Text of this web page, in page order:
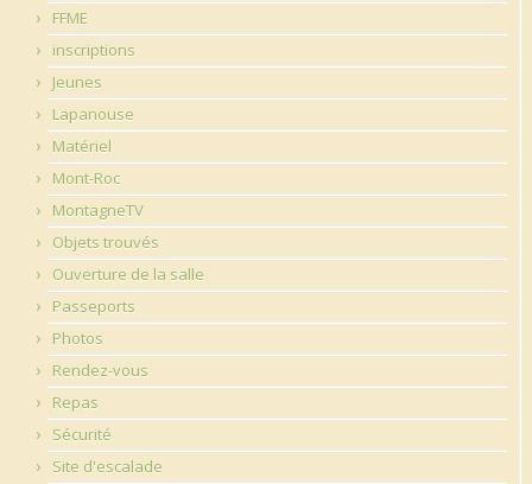
FFME
inscriptions
Jeunes
Lapanouse
Matériel
Mont-Roc
MontagneTV
Objets trouvés
Ouverture de la salle
Passeports
Photos
Rendez-vous
Repas
Sécurité
Site d'escalade